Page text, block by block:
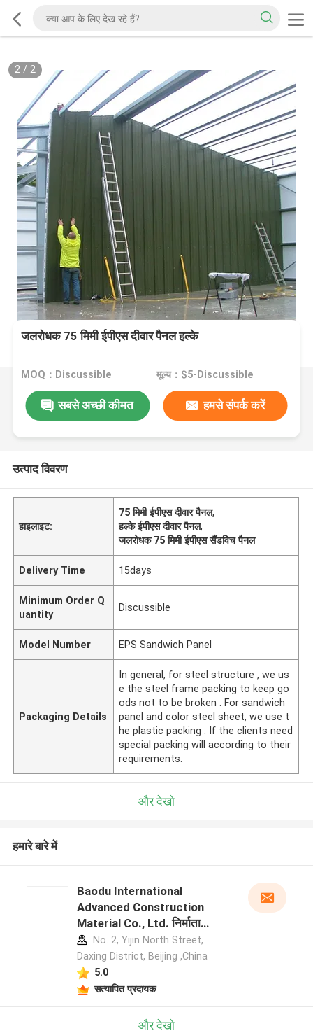
2/ 2
जलरोधक 75 मिमी ईपीएस दीवार पैनल हल्के
MOQ：Discussible मूल्य：$5-Discussible
सबसे अच्छी कीमत हमसे संपर्क करें
उत्पाद विवरण
हाइलाइट:
75 मिमी ईपीएस दीवार पैनल,
हल्के ईपीएस दीवार पैनल,
जलरोधक 75 मिमी ईपीएस सैंडविच पैनल
Delivery Time 15days
Minimum Order Q
uantity
Discussible
Model Number EPS Sandwich Panel
Packaging Details
In general, for steel structure , we us
e the steel frame packing to keep go
ods not to be broken . For sandwich
panel and color steel sheet, we use t
he plastic packing . If the clients need
special packing will according to their
requirements.
और देखो
हमारे बारे में
Baodu International
Advanced Construction
Material Co., Ltd. निर्माता
प्रोफ़ाइलNo. 2, Yijin North Street,
Daxing District, Beijing ,China
5.0
सत्यापित प्रदायक
और देखो